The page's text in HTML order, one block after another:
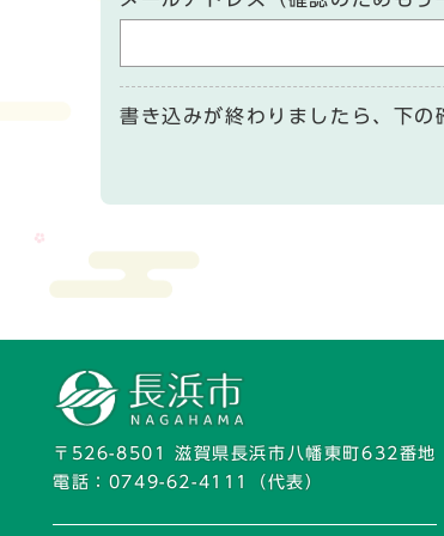
書き込みが終わりましたら、下の
〒526-8501 滋賀県長浜市八幡東町632番地
電話： 0749-62-4111 （代表）